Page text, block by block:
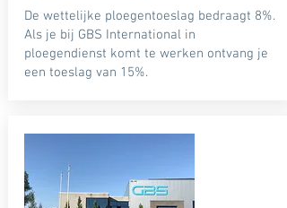
De wettelijke ploegentoeslag bedraagt 8%.
Als je bij GBS International in
ploegendienst komt te werken ontvang je
een toeslag van 15%.